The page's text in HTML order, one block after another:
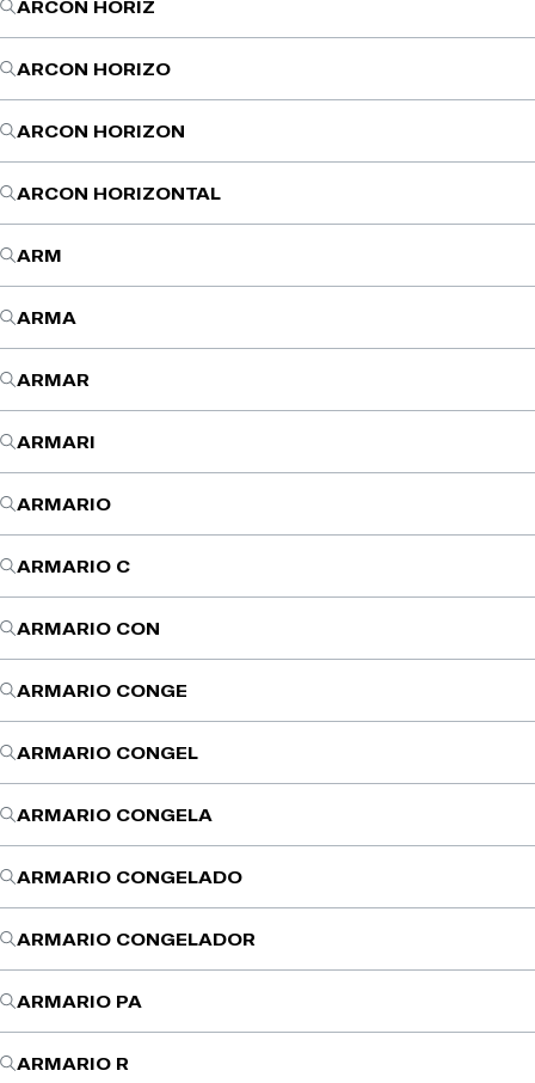
ARCON HORIZ
ARCON HORIZO
ARCON HORIZON
ARCON HORIZONTAL
ARM
ARMA
ARMAR
ARMARI
ARMARIO
ARMARIO C
ARMARIO CON
ARMARIO CONGE
ARMARIO CONGEL
ARMARIO CONGELA
ARMARIO CONGELADO
ARMARIO CONGELADOR
ARMARIO PA
ARMARIO R